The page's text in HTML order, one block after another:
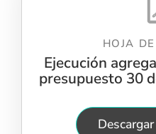
HOJA
Ejecución
presupuesto 30